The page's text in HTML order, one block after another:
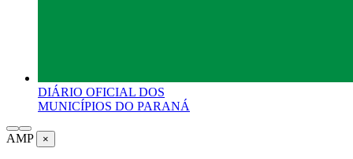
DIÁRIO OFICIAL DOS
MUNICÍPIOS DO PARANÁ
AMP ×